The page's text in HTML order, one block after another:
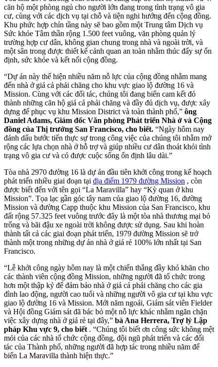
căn hộ một phòng ngủ cho người lớn đang trong tình trạng vô gia
cư, cùng với các dịch vụ tại chỗ và tiện nghi hướng đến cộng đồng.
Khu phức hợp chín tầng này sẽ bao gồm một Trung tâm Dịch vụ
Sức khỏe Tâm thần rộng 1.500 feet vuông, văn phòng quản lý
trường hợp cư dân, không gian chung trong nhà và ngoài trời, và
một sân trong được thiết kế cảnh quan an toàn nhằm thúc đẩy sự ổn
định, sức khỏe và kết nối cộng đồng.
“Dự án này thể hiện nhiều năm nỗ lực của cộng đồng nhằm mang
đến nhà ở giá cả phải chăng cho khu vực giao lộ đường 16 và
Mission. Cùng với các đối tác, chúng tôi đang biến cam kết đó
thành những căn hộ giá cả phải chăng và đầy đủ dịch vụ, được xây
dựng để phục vụ khu Mission District và toàn thành phố,” ông
Daniel Adams, Giám đốc Văn phòng Phát triển Nhà ở và Cộng
đồng của Thị trưởng San Francisco, cho biết. “Ngày hôm nay
đánh dấu bước tiến thực sự trong công việc của chúng tôi nhằm mở
rộng các lựa chọn nhà ở hỗ trợ và giúp nhiều cư dân thoát khỏi tình
trạng vô gia cư và có được cuộc sống ổn định lâu dài.”
Tòa nhà 2970 đường 16 là dự án đầu tiên khởi công trong kế hoạch
phát triển nhiều giai đoạn tại địa điểm 1979 đường Mission , còn
được biết đến với tên gọi “La Maravilla” hay “Kỳ quan ở khu
Mission”. Tọa lạc gần góc tây nam của giao lộ đường 16, đường
Mission và đường Capp thuộc khu Mission của San Francisco, khu
đất rộng 57.325 feet vuông trước đây là một tòa nhà thương mại bỏ
trống và bãi đậu xe ngoài trời không được sử dụng. Sau khi hoàn
thành tất cả các giai đoạn phát triển, 1979 đường Mission sẽ trở
thành một trong những dự án nhà ở giá rẻ 100% lớn nhất tại San
Francisco.
“Lễ khởi công ngày hôm nay là một chiến thắng đầy khó khăn cho
các thành viên cộng đồng Mission, những người đã tổ chức trong
hơn một thập kỷ để đảm bảo nhà ở giá cả phải chăng cho các gia
đình lao động, người cao tuổi và những người vô gia cư tại khu vực
giao lộ đường 16 và Mission. Mới năm ngoái, Giám sát viên Fielder
và Hội đồng Giám sát đã bác bỏ một nỗ lực khác nhằm ngăn chặn
việc xây dựng nhà ở giá rẻ tại đây,” bà Ana Herrera, Trợ lý Lập
pháp Khu vực 9, cho biết . “Chúng tôi biết ơn công sức không mệt
mỏi của các nhà tổ chức cộng đồng, đội ngũ phát triển và các đối
tác của Thành phố, những người đã hợp tác trong nhiều năm để
biến La Maravilla thành hiện thực.”